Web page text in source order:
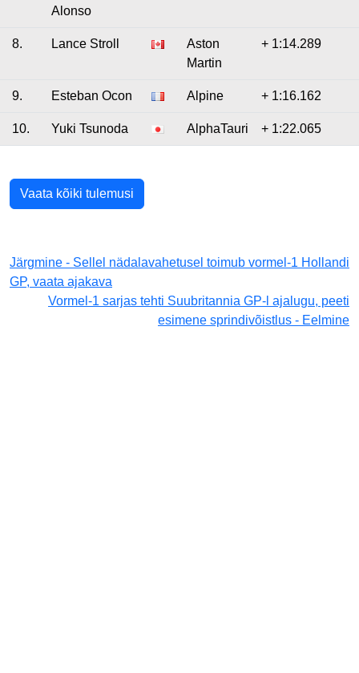
Alonso
8. Lance Stroll
Aston
Martin
+ 1:14.289
9. Esteban Ocon Alpine + 1:16.162
10. Yuki Tsunoda AlphaTauri + 1:22.065
Vaata kõiki tulemusi
Järgmine - Sellel nädalavahetusel toimub vormel-1 Hollandi
GP, vaata ajakava
Vormel-1 sarjas tehti Suubritannia GP-l ajalugu, peeti
esimene sprindivõistlus - Eelmine